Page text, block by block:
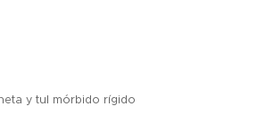
y tul mórbido rígido